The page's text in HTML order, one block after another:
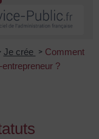
Je crée > Comment
?